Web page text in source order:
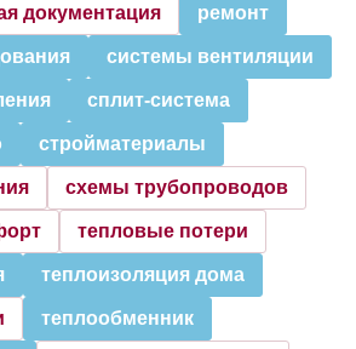
документация ремонт
системы вентиляции
сплит-система
стройматериалы
схемы трубопроводов
тепловые потери
теплоизоляция дома
теплообменник